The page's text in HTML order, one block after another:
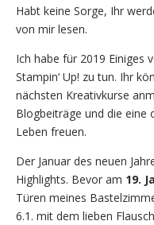
Habt keine Sorge, Ihr
von mir lesen.
Ich habe für 2019 Einiges
Stampin‘ Up! zu tun. Ihr
nächsten Kreativkurse
Blogbeiträge und die eine
Leben freuen.
Der Januar des neuen
Highlights. Bevor am 19.
Türen meines
6.1. mit dem lieben